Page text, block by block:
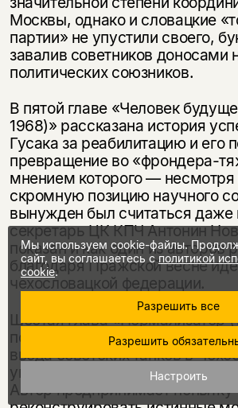
Москвы, однако и словацкие
партии» не упустили своего,
завалив советников доносами
политических союзников.
В пятой главе «Человек
1968)» рассказана история
Гусака за реабилитацию и его
превращение во «фрондера-
мнением которого — несмотря
скромную позицию научного
вынужден был считаться даже
секретарь ЦК КПЧ Антонин
показан и как один из авторов
благодаря Пражской весне
чехословацкой федерации.
Шестая глава «Нормализатор
посвящена приходу Гусака к
ввода советских танков в
укреплению его режима в
Автор предпринимает попытку
Мы используем cookie-файлы.
сайт, вы соглашаетесь сполитикой
cookie.
Разрешить все
Разрешить
Настроить